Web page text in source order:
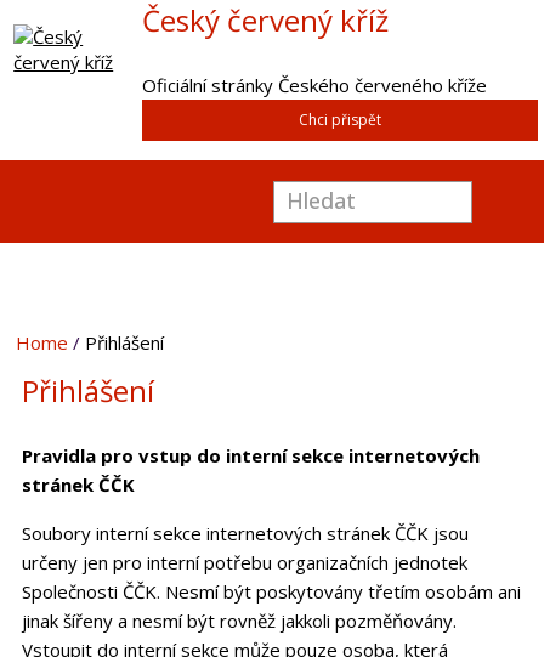
Český červený kříž
Oficiální stránky Českého červeného kříže
Chci přispět
Home Přihlášení
Přihlášení
Pravidla pro vstup do interní sekce internetových
stránek ČČK
Soubory interní sekce internetových stránek ČČK jsou
určeny jen pro interní potřebu organizačních jednotek
Společnosti ČČK. Nesmí být poskytovány třetím osobám ani
jinak šířeny a nesmí být rovněž jakkoli pozměňovány.
Vstoupit do interní sekce může pouze osoba, která